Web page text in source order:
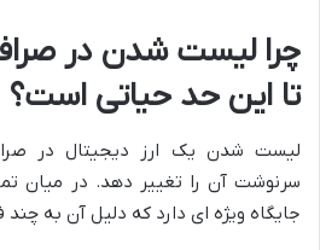
چرا لیست شدن در
تا این حد حیاتی است؟
لیست شدن یک ارز دیجیتال در
سرنوشت آن را تغییر دهد. در میان
جایگاه ویژه ای دارد که دلیل آن به چند